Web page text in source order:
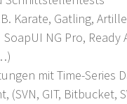
Karate, Gatling,
NG Pro, Ready
mit Time-Series
(SVN, GIT, Bitbucket,